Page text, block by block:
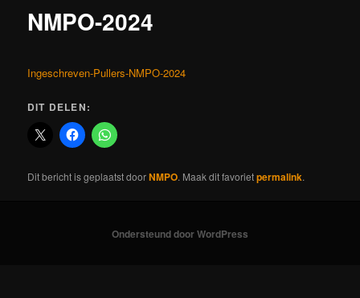
NMPO-2024
Ingeschreven-Pullers-NMPO-2024
DIT DELEN:
Dit bericht is geplaatst doorNMPO. Maak dit favorietpermalink.
Ondersteund door WordPress